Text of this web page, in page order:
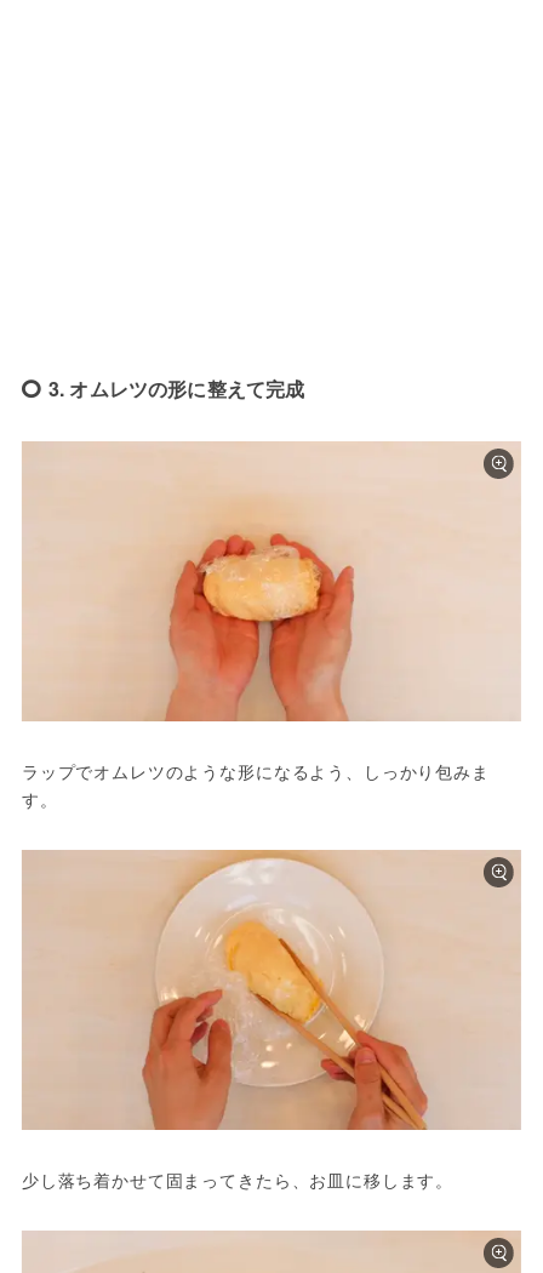
3. オムレツの形に整えて完成
ラップでオムレツのような形になるよう、しっかり包みま
す。
少し落ち着かせて固まってきたら、お皿に移します。